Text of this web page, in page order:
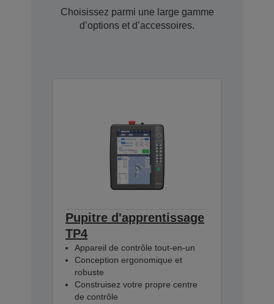
Choisissez parmi une large gamme
d’options et d’accessoires.
Pupitre d'apprentissage
TP4
Appareil de contrôle tout-en-un
Conception ergonomique et
robuste
Construisez votre propre centre
de contrôle